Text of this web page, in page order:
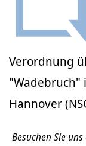
Verordnung
"Wadebruch"
Hannover
Besuchen Sie